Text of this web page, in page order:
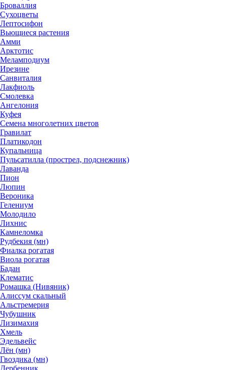
Броваллия
Сухоцветы
Лептосифон
Вьющиеся растения
Амми
Арктотис
Меламподиум
Ирезине
Санвиталия
Лакфиоль
Смолевка
Ангелония
Куфея
Семена многолетних цветов
Гравилат
Платикодон
Купальница
Пульсатилла (прострел, подснежник)
Лаванда
Пион
Люпин
Вероника
Гелениум
Молодило
Лихнис
Камнеломка
Рудбекия (мн)
Фиалка рогатая
Виола рогатая
Бадан
Клематис
Ромашка (Нивяник)
Алиссум скальный
Альстремерия
Чубушник
Лизимахия
Хмель
Эдельвейс
Лён (мн)
Гвоздика (мн)
Дербенник